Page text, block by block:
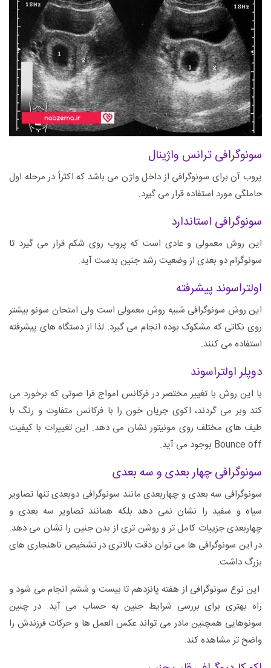
سونوگرافی ترانس واژینال
پروب آن برای سونوگرافی از داخل واژن می باشد که اکثراً در مرحله اول
حاملگی مورد استفاده قرار می گیرد.
سونوگرافی استاندارد
این روش معمولی و عادی است که پروب روی شکم قرار می گیرد تا
سونوگرام دو بعدی از وضعیت رشد جنین بدست آید.
اولتراسوند پیشرفته
این روش سونوگرافی شبیه روش معمولی است ولی امتحان سونو بیشتر
روی نکاتی که مشکوک بوده انجام می گیرد. لذا از دستگاه های پیشرفته
استفاده می کنند.
دوپلر اولتراسوند
با این روش با تغییر مختصر در فرکانس امواج فرا صوتی که برخورد می
کند وبر می گردند، اکوی جریان خون را با فرکانس متفاوت و رنگ با
طیف های مختلف روی مونیتور نشان می دهد. این تغییرات با کیفیت
Bounce off بوجود می آید.
سونوگرافی چهار بعدی و سه بعدی
سونوگرافی سه بعدی و چهاربعدی مانند سونوگرافی دوبعدی تنها تصاویر
سیاه و سفید را نشان نمی دهد بلکه همانند تصاویر سه بعدی و
چهاربعدی جزییات کامل تر و روشن تری از بدن جنین را نشان می دهد.
در این سونوگرافی ها می توان دقت بالاتری در تشخیص ناهنجاری های
بزرگ داشت.
این نوع سونوگرافی از هفته پانزدهم تا بیست و ششم انجام می شود و
راه بهتری برای بررسی شرایط جنین به حساب می آید. در چنین
سونوهایی همچنین مادر می تواند عکس العمل ها و حرکات فرزندش را
واضح تر مشاهده کند.